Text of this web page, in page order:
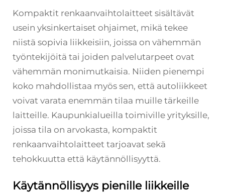
Kompaktit renkaanvaihtolaitteet sisältävät
usein yksinkertaiset ohjaimet, mikä tekee
niistä sopivia liikkeisiin, joissa on vähemmän
työntekijöitä tai joiden palvelutarpeet ovat
vähemmän monimutkaisia. Niiden pienempi
koko mahdollistaa myös sen, että autoliikkeet
voivat varata enemmän tilaa muille tärkeille
laitteille. Kaupunkialueilla toimiville yrityksille,
joissa tila on arvokasta, kompaktit
renkaanvaihtolaitteet tarjoavat sekä
tehokkuutta että käytännöllisyyttä.
Käytännöllisyys pienille liikkeille